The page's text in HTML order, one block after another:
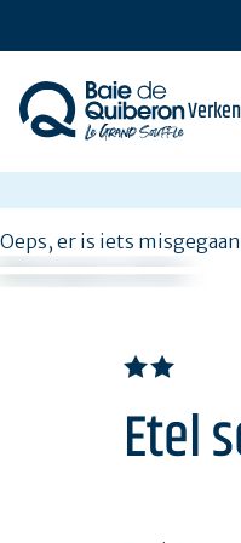
content
Verken
Oeps, er is iets
Etel